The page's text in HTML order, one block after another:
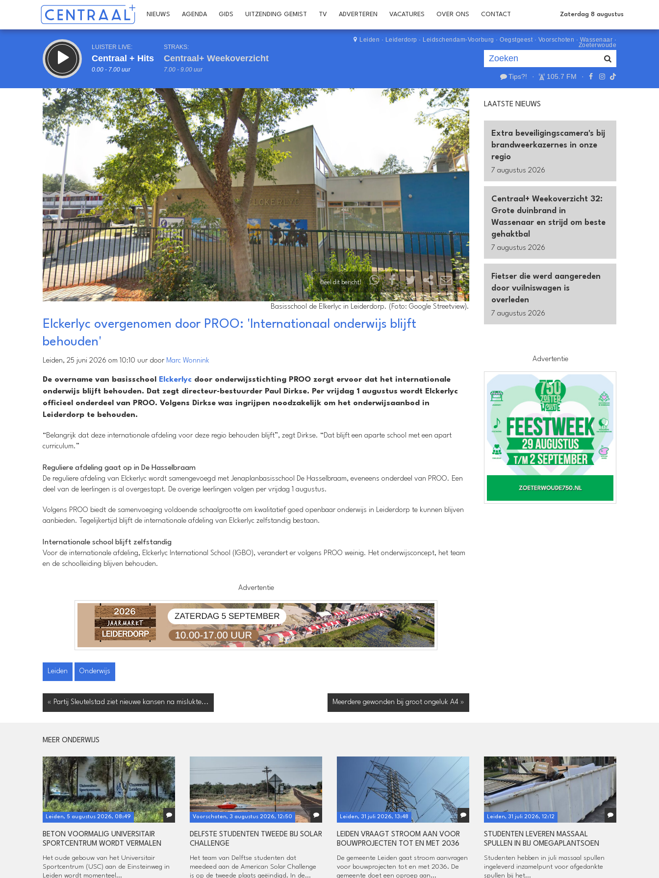
NIEUWS AGENDA GIDS UITZENDING GEMIST TV ADVERTEREN VACATURES OVER ONS CONTACT Zaterdag 8 augustus
LUISTER LIVE:
Centraal + Hits
0.00 - 7.00 uur
STRAKS:
Centraal+ Weekoverzicht
7.00 - 9.00 uur
Leiden · Leiderdorp · Leidschendam-Voorburg · Oegstgeest· Voorschoten · Wassenaar ·
Zoeterwoude
Tips?! · 105.7 FM ·
Inklappen
Deel dit bericht!
Basisschool de Elkerlyc in Leiderdorp. (Foto: Google Streetview).
Elckerlyc overgenomen door PROO: 'Internationaal onderwijs blijft
behouden'
Leiden, 25 juni 2026 om 10:10 uur door Marc Wonnink
De overname van basisschool Elckerlyc door onderwijsstichting PROO zorgt ervoor dat het internationale
onderwijs blijft behouden. Dat zegt directeur-bestuurder Paul Dirkse. Per vrijdag 1 augustus wordt Elckerlyc
officieel onderdeel van PROO. Volgens Dirkse was ingrijpen noodzakelijk om het onderwijsaanbod in
Leiderdorp te behouden.
“Belangrijk dat deze internationale afdeling voor deze regio behouden blijft”, zegt Dirkse. “Dat blijft een aparte school met een apart
curriculum.”
Reguliere afdeling gaat op in De Hasselbraam
De reguliere afdeling van Elckerlyc wordt samengevoegd met Jenaplanbasisschool De Hasselbraam, eveneens onderdeel van PROO. Een
deel van de leerlingen is al overgestapt. De overige leerlingen volgen per vrijdag 1 augustus.
Volgens PROO biedt de samenvoeging voldoende schaalgrootte om kwalitatief goed openbaar onderwijs in Leiderdorp te kunnen blijven
aanbieden. Tegelijkertijd blijft de internationale afdeling van Elckerlyc zelfstandig bestaan.
Internationale school blijft zelfstandig
Voor de internationale afdeling, Elckerlyc International School (IGBO), verandert er volgens PROO weinig. Het onderwijsconcept, het team
en de schoolleiding blijven behouden.
Advertentie
Leiden Onderwijs
« Partij Sleutelstad ziet nieuwe kansen na mislukte... Meerdere gewonden bij groot ongeluk A4 »
LAATSTE NIEUWS
Extra beveiligingscamera's bij
brandweerkazernes in onze
regio
7 augustus 2026
Centraal+ Weekoverzicht 32:
Grote duinbrand in
Wassenaar en strijd om beste
gehaktbal
7 augustus 2026
Fietser die werd aangereden
door vuilniswagen is
overleden
7 augustus 2026
Advertentie
MEER ONDERWIJS
Leiden, 5 augustus 2026, 08:49
BETON VOORMALIG UNIVERSITAIR
SPORTCENTRUM WORDT VERMALEN
Het oude gebouw van het Universitair
Sportcentrum (USC) aan de Einsteinweg in
Leiden wordt momenteel...
Voorschoten, 3 augustus 2026, 12:50
DELFSTE STUDENTEN TWEEDE BIJ SOLAR
CHALLENGE
Het team van Delftse studenten dat
meedeed aan de American Solar Challenge
is op de tweede plaats geëindigd. In de...
Leiden, 31 juli 2026, 13:48
LEIDEN VRAAGT STROOM AAN VOOR
BOUWPROJECTEN TOT EN MET 2036
De gemeente Leiden gaat stroom aanvragen
voor bouwprojecten tot en met 2036. De
gemeente doet een oproep aan...
Leiden, 31 juli 2026, 12:12
STUDENTEN LEVEREN MASSAAL
SPULLEN IN BIJ OMEGAPLANTSOEN
Studenten hebben in juli massaal spullen
ingeleverd inzamelpunt voor afgedankte
spullen bij het...